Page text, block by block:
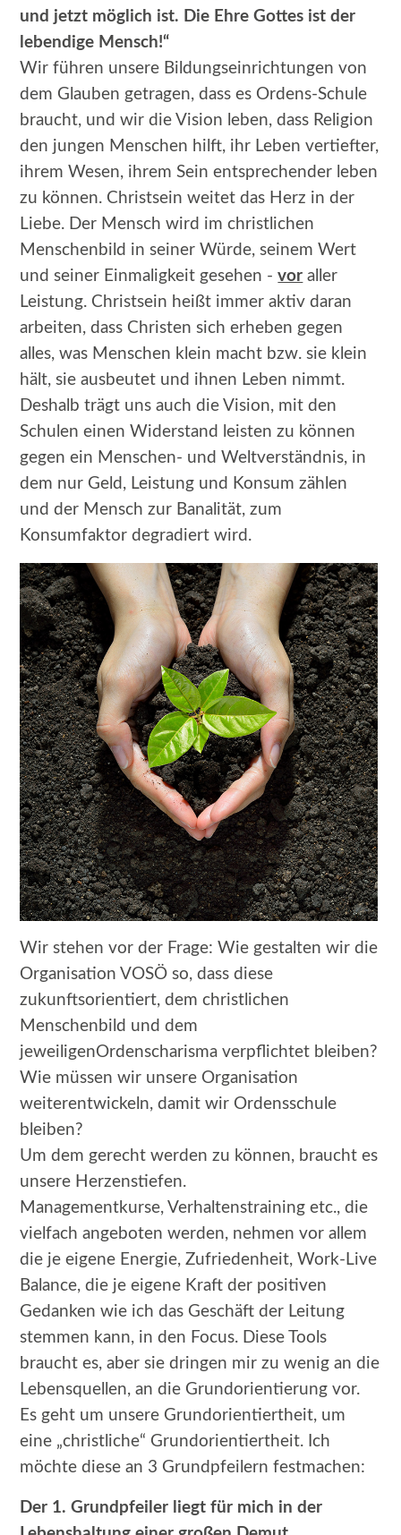
und jetzt möglich ist. Die Ehre Gottes ist der
lebendige Mensch!“
Wir führen unsere Bildungseinrichtungen von
dem Glauben getragen, dass es Ordens-Schule
braucht, und wir die Vision leben, dass Religion
den jungen Menschen hilft, ihr Leben vertiefter,
ihrem Wesen, ihrem Sein entsprechender leben
zu können. Christsein weitet das Herz in der
Liebe. Der Mensch wird im christlichen
Menschenbild in seiner Würde, seinem Wert
und seiner Einmaligkeit gesehen -vor aller
Leistung. Christsein heißt immer aktiv daran
arbeiten, dass Christen sich erheben gegen
alles, was Menschen klein macht bzw. sie klein
hält, sie ausbeutet und ihnen Leben nimmt.
Deshalb trägt uns auch die Vision, mit den
Schulen einen Widerstand leisten zu können
gegen ein Menschen- und Weltverständnis, in
dem nur Geld, Leistung und Konsum zählen
und der Mensch zur Banalität, zum
Konsumfaktor degradiert wird.
Wir stehen vor der Frage: Wie gestalten wir die
Organisation VOSÖ so, dass diese
zukunftsorientiert, dem christlichen
Menschenbild und dem
jeweiligenOrdenscharisma verpflichtet bleiben?
Wie müssen wir unsere Organisation
weiterentwickeln, damit wir Ordensschule
bleiben?
Um dem gerecht werden zu können, braucht es
unsere Herzenstiefen.
Managementkurse, Verhaltenstraining etc., die
vielfach angeboten werden, nehmen vor allem
die je eigene Energie, Zufriedenheit, Work-Live
Balance, die je eigene Kraft der positiven
Gedanken wie ich das Geschäft der Leitung
stemmen kann, in den Focus. Diese Tools
braucht es, aber sie dringen mir zu wenig an die
Lebensquellen, an die Grundorientierung vor.
Es geht um unsere Grundorientiertheit, um
eine „christliche“ Grundorientiertheit. Ich
möchte diese an 3 Grundpfeilern festmachen:
Der 1. Grundpfeiler liegt für mich in der